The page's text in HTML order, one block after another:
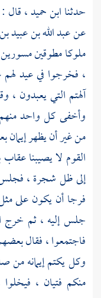
حدثناابن حميد ،قال :
عنعبد الله بن عبيد
ملوكا مطوقين
، فخرجوا في عيد
آلهتم التي يعبدون ،
وأخفى كل واحد منهم
من غير أن يظهر
القوم لا يصيبنا
إلى ظل شجرة ،
فرجا أن يكون على
جلس إليه ، ثم خرج
فاجتمعوا ، فقال
وكل يكتم إيمانه من
منكم فتيان ،